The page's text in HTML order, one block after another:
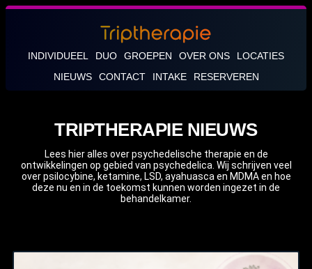
INDIVIDUEEL DUO GROEPEN OVER ONS
LOCATIES
NIEUWS
CONTACT INTAKE RESERVEREN
TRIPTHERAPIE NIEUWS
Lees hier alles over psychedelische therapie en de
ontwikkelingen op gebied van psychedelica. Wij schrijven veel
over psilocybine, ketamine, LSD, ayahuasca en MDMA en hoe
deze nu en in de toekomst kunnen worden ingezet in de
behandelkamer.